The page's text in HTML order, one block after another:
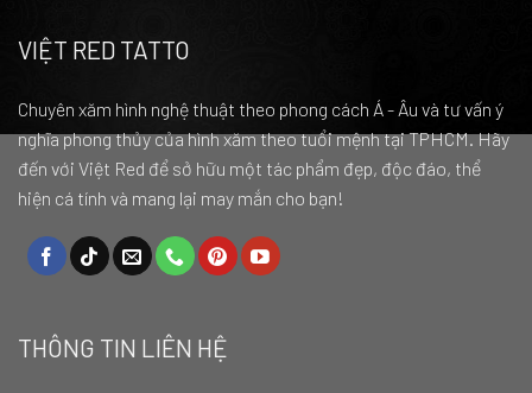
VIỆT RED TATTO
Chuyên xăm hình nghệ thuật theo phong cách Á - Âu và tư vấn ý
nghĩa phong thủy của hình xăm theo tuổi mệnh tại TPHCM. Hãy
đến với Việt Red để sở hữu một tác phẩm đẹp, độc đáo, thể
hiện cá tính và mang lại may mắn cho bạn!
THÔNG TIN LIÊN HỆ